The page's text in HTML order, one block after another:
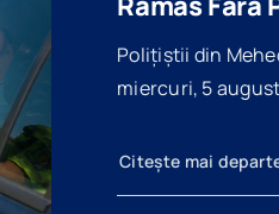
Polițiștii din
miercuri, 5
Citește mai